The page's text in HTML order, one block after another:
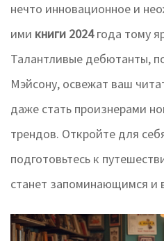
нечто инновационное и
ими книги 2024года тому
Талантливые дебютанты,
Мэйсону, освежат ваш
даже стать произнерами
трендов. Откройте для
подготовьтесь к
станет запоминающимся